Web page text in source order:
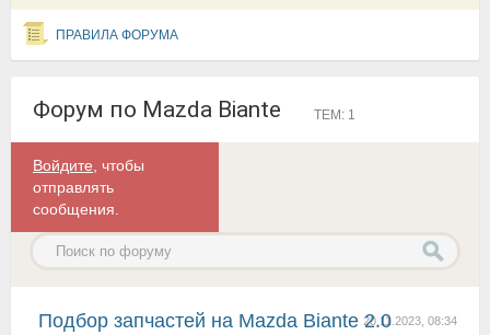
ПРАВИЛА ФОРУМА
Форум по Mazda Biante ТЕМ: 1
Войдите , чтобы
отправлять
сообщения.
20.11.2023, 08:34
подбор запчастей на Mazda Biante 2.0